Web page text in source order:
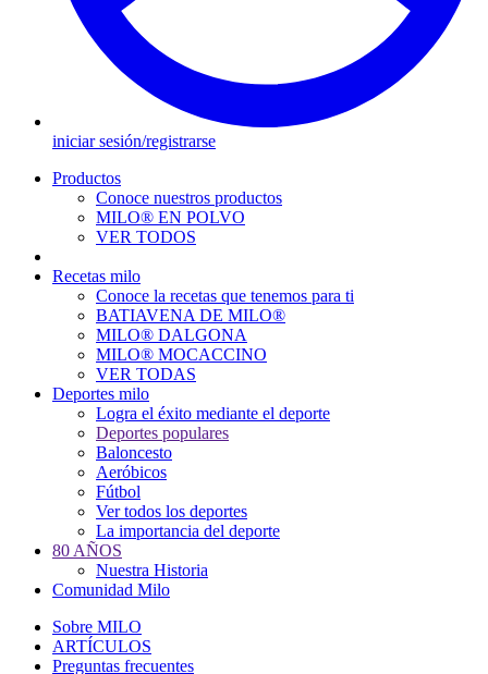
iniciar sesión/registrarse
navigation
Productos
Conoce nuestros productos
MILO® EN POLVO
VER TODOS
Recetas milo
Conoce la recetas que tenemos para ti
BATIAVENA DE MILO®
MILO® DALGONA
MILO® MOCACCINO
VER TODAS
Deportes milo
Logra el éxito mediante el deporte
Deportes populares
Baloncesto
Aeróbicos
Fútbol
Ver todos los deportes
La importancia del deporte
80 AÑOS
Nuestra Historia
Comunidad Milo
Sobre MILO
ARTÍCULOS
Preguntas frecuentes